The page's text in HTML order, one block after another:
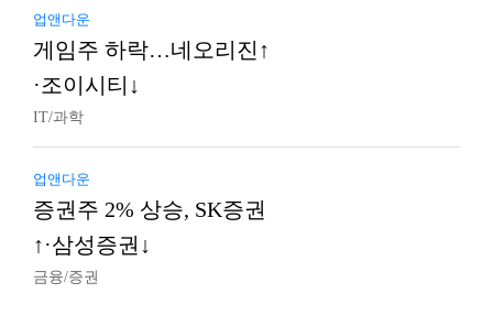
업앤다운
게임주 하락…네오리진↑
·조이시티↓
IT/과학
업앤다운
증권주 2% 상승, SK증권
↑·삼성증권↓
금융/증권